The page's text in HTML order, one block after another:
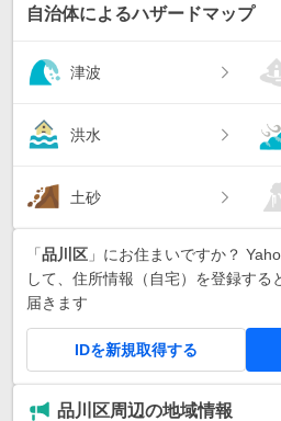
自治体によるハザードマップ
津波
洪水
土砂
「品川区 」にお住まいですか？
して、住所情報（自宅）を登録する
届きます
IDを新規取得する
品川区周辺の地域情報